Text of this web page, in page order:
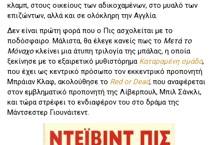
κλαμπ, στους οικείους των αδικοχαμένων, στο μυαλό των
επιζώντων, αλλά και σε ολόκληρη την Αγγλία.
Δεν είναι πρώτη φορά που ο Πις ασχολείται με το
ποδόσφαιρο. Μάλιστα, θα έλεγε κανείς πως το Μετά το
Μόναχο κλείνει μια άτυπη τριλογία της μπάλας, η οποία
ξεκίνησε με το εξαιρετικό μυθιστόρημα Καταραμένη ομάδα,
που έχει ως κεντρικό πρόσωπο τον εκκεντρικό προπονητή
Μπράιαν Κλαφ, ακολούθησε το Red or Dead, που αναφέρεται
στον εμβληματικό προπονητή της Λίβερπουλ, Μπιλ Σάνκλι,
και τώρα στρέφει το ενδιαφέρον του στο δράμα της
Μάντσεστερ Γιουνάιτεντ.